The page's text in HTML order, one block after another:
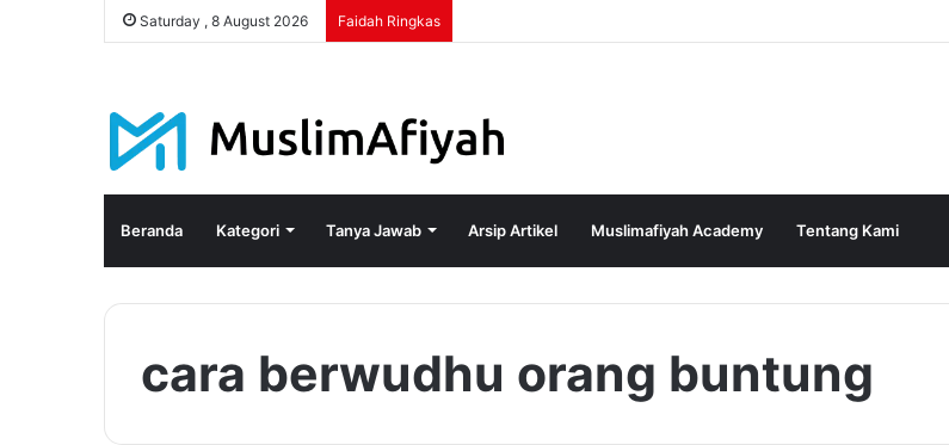
Saturday , 8 August 2026 Faidah Ringkas
Beranda Kategori Tanya Jawab Arsip Artikel Muslimafiyah Academy Tentang Kami
cara berwudhu orang buntung